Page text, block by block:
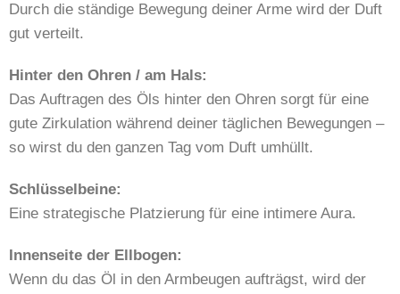
Durch die ständige Bewegung deiner Arme wird der Duft
gut verteilt.
Hinter den Ohren / am Hals:
Das Auftragen des Öls hinter den Ohren sorgt für eine
gute Zirkulation während deiner täglichen Bewegungen –
so wirst du den ganzen Tag vom Duft umhüllt.
Schlüsselbeine:
Eine strategische Platzierung für eine intimere Aura.
Innenseite der Ellbogen:
Wenn du das Öl in den Armbeugen aufträgst, wird der